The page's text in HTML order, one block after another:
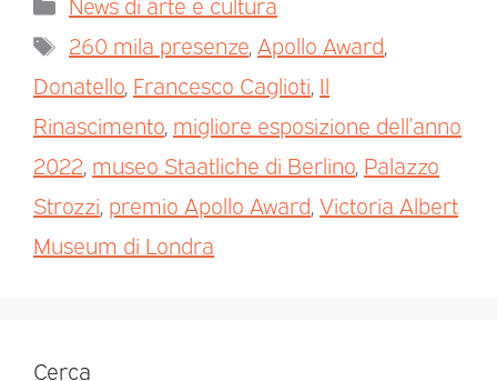
260 mila presenze, Apollo Award,
Donatello, Francesco Caglioti, Il
Rinascimento, migliore esposizione dell’anno
2022, museo Staatliche di Berlino, Palazzo
Strozzi, premio Apollo Award,Victoria Albert
Museum di Londra
Cerca